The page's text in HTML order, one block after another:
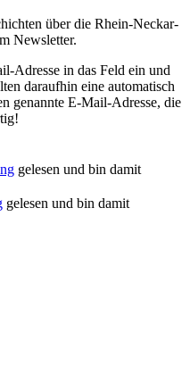
über die Rhein-Neckar-
Newsletter.
Adresse in das Feld ein und
daraufhin eine automatisch
genannte E-Mail-Adresse, die
gelesen und bin damit
gelesen und bin damit